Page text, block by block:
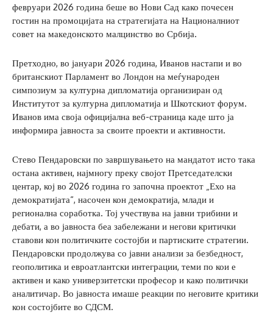
февруари 2026 година беше во Нови Сад како почесен
гостин на промоцијата на стратегијата на Националниот
совет на македонското малцинство во Србија.
Претходно, во јануари 2026 година, Иванов настапи и во
британскиот Парламент во Лондон на меѓународен
симпозиум за културна дипломатија организиран од
Институтот за културна дипломатија и Шкотскиот форум.
Иванов има своја официјална веб-страница каде што ја
информира јавноста за своите проекти и активности.
Стево Пендаровски по завршувањето на мандатот исто така
остана активен, најмногу преку својот Претседателски
центар, кој во 2026 година го започна проектот „Ехо на
демократијата“, насочен кон демократија, млади и
регионална соработка. Тој учествува на јавни трибини и
дебати, а во јавноста беа забележани и негови критички
ставови кон политичките состојби и партиските стратегии.
Пендаровски продолжува со јавни анализи за безбедност,
геополитика и евроатлантски интеграции, теми по кои е
активен и како универзитетски професор и како политички
аналитичар. Во јавноста имаше реакции по неговите критики
кон состојбите во СДСМ.